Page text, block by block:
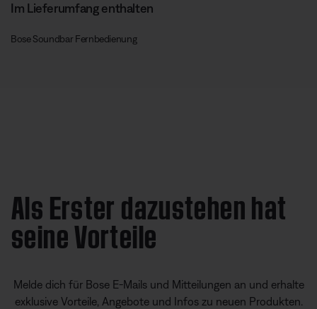
Im Lieferumfang enthalten
Bose Soundbar Fernbedienung
Als Erster dazustehen hat
seine Vorteile
Melde dich für Bose E-Mails und Mitteilungen an und erhalte
exklusive Vorteile, Angebote und Infos zu neuen Produkten.